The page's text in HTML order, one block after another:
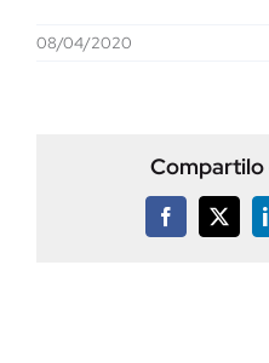
08/04/2020
Compartilo
Facebook
X